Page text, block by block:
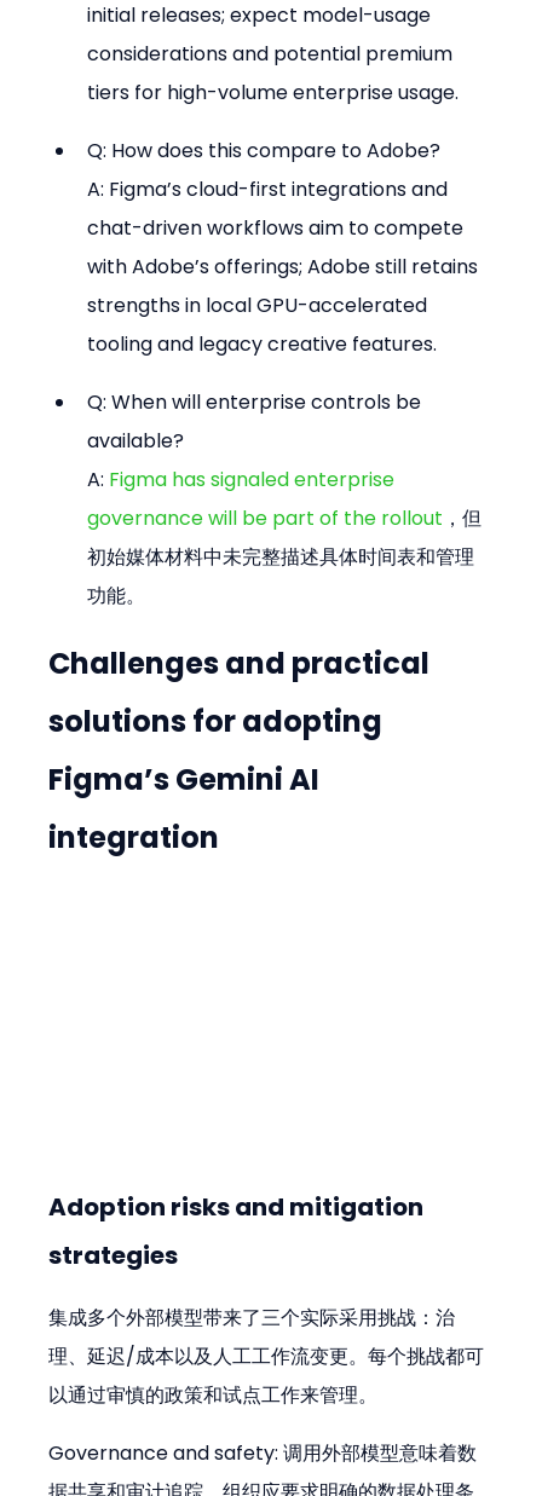
initial releases; expect model-usage
considerations and potential premium
tiers for high-volume enterprise usage.
Q: How does this compare to Adobe?
A: Figma’s cloud-first integrations and
chat-driven workflows aim to compete
with Adobe’s offerings; Adobe still retains
strengths in local GPU-accelerated
tooling and legacy creative features.
Q: When will enterprise controls be
available?
A: Figma has signaled enterprise
governance will be part of the rollout ，但
初始媒体材料中未完整描述具体时间表和管理
功能。
Challenges and practical
solutions for adopting
Figma’s Gemini AI
integration
Adoption risks and mitigation
strategies
集成多个外部模型带来了三个实际采用挑战：治
理、延迟/成本以及人工工作流变更。每个挑战都可
以通过审慎的政策和试点工作来管理。
Governance and safety: 调用外部模型意味着数